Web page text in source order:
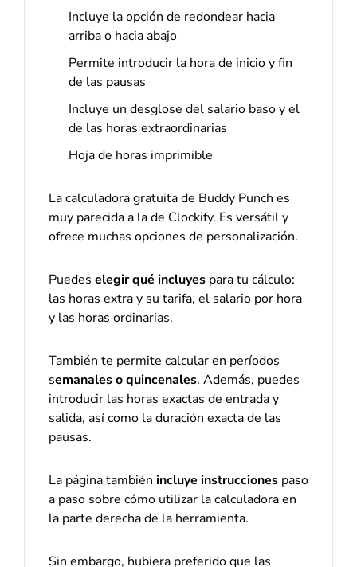
Incluye la opción de redondear hacia
arriba o hacia abajo
Permite introducir la hora de inicio y fin
de las pausas
Incluye un desglose del salario baso y el
de las horas extraordinarias
Hoja de horas imprimible
La calculadora gratuita de Buddy Punch es
muy parecida a la de Clockify. Es versátil y
ofrece muchas opciones de personalización.
Puedes elegir qué incluyes para tu cálculo:
las horas extra y su tarifa, el salario por hora
y las horas ordinarias.
También te permite calcular en períodos
semanales o quincenales. Además, puedes
introducir las horas exactas de entrada y
salida, así como la duración exacta de las
pausas.
La página también incluye instrucciones paso
a paso sobre cómo utilizar la calculadora en
la parte derecha de la herramienta.
Sin embargo, hubiera preferido que las